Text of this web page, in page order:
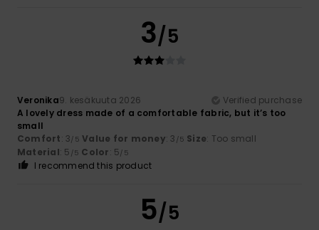
3/5
Veronika9. kesäkuuta 2026
Verified purchase
A lovely dress made of a comfortable fabric, but it’s too
small
Comfort: 3/5 Value for money: 3 /5 Size: Too small
Material: 5 /5 Color: 5/5
I recommend this product
5/5